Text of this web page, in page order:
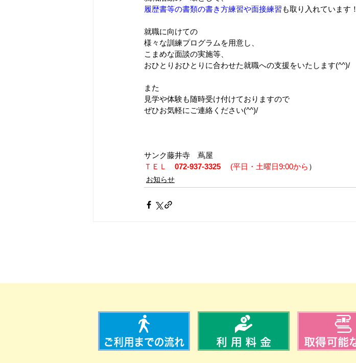
履歴書等の書類の書き方練習や面接練習も取り入れています！
就職に向けての
様々な訓練プログラムを用意し、
こまめな面談の実施等、
おひとりおひとりに合わせた就職への支援をいたします(^^)/
また
見学や体験も随時受け付けておりますので
ぜひお気軽にご連絡ください(^^)/
サンク藤井寺　蔦屋
ＴＥＬ 072-937-3325 (平日・土曜日9:00から ）
お知らせ